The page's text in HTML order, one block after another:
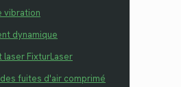
vibration
dynamique
laser FixturLaser
fuites d'air comprimé